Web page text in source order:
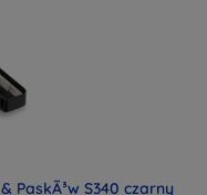
PaskÃ³w S340 czarny